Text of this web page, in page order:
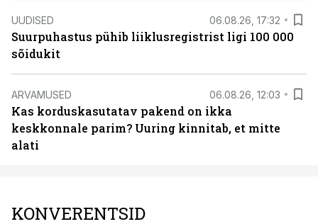
UUDISED 06.08.26, 17:32
Suurpuhastus pühib liiklusregistrist ligi 100 000
sõidukit
ARVAMUSED 06.08.26, 12:03
Kas korduskasutatav pakend on ikka
keskkonnale parim? Uuring kinnitab, et mitte
alati
KONVERENTSID